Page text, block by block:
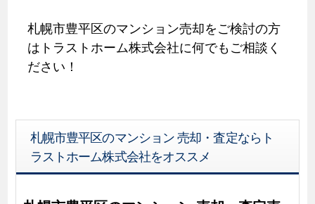
札幌市豊平区のマンション売却をご検討の方
はトラストホーム株式会社に何でもご相談く
ださい！
札幌市豊平区のマンション 売却・査定ならト
ラストホーム株式会社をオススメ